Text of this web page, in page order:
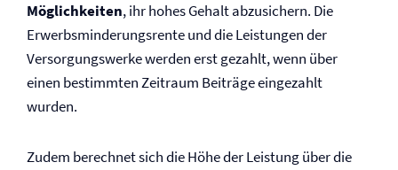
Möglichkeiten, ihr hohes Gehalt abzusichern. Die
Erwerbsminderungs­rente und die Leistungen der
Versorgungswerke werden erst gezahlt, wenn über
einen bestimmten Zeitraum Beiträge eingezahlt
wurden.
Zudem berechnet sich die Höhe der Leistung über die